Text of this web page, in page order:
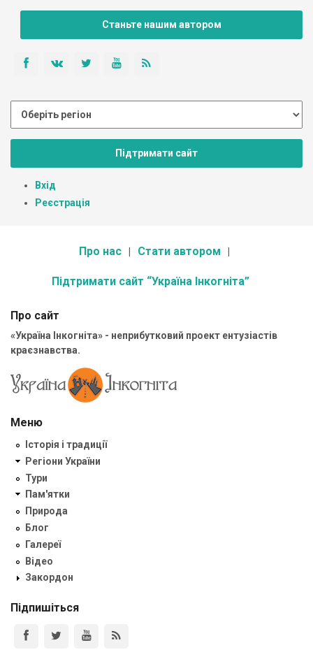
Станьте нашим автором
Підтримати сайт
Вхід
Реєстрація
Про нас Стати автором
Підтримати сайт “Україна Інкогніта”
Про сайт
«Україна Інкогніта» - неприбутковий проект ентузіастів
краєзнавства.
Меню
Історія і традиції
Регіони України
Тури
Пам'ятки
Природа
Блог
Галереї
Відео
Закордон
Підпишіться